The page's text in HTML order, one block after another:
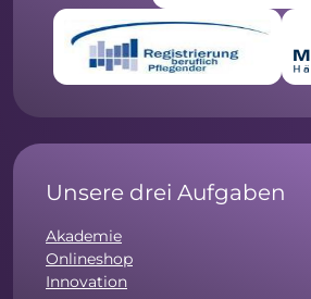
Unsere drei Aufgaben
Akademie
Onlineshop
Innovation